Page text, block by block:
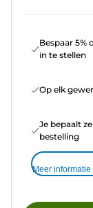
Bespaar 5%
in te stellen
Op elk
Je bepaalt
bestelling
Meer